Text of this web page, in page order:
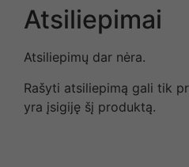
Atsiliepimai
Atsiliepimų dar nėra.
Rašyti atsiliepimą gali tik
yra įsigiję šį produktą.